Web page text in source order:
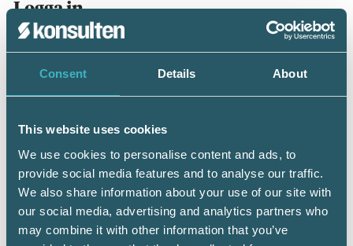
Consent Details About
This website uses cookies
We use cookies to personalise content and ads, to
provide social media features and to analyse our traffic.
We also share information about your use of our site with
our social media, advertising and analytics partners who
may combine it with other information that you’ve
Logga in
En prenumeration ingår för dig som är
medlem/ansluten till Srf konsulterna. Du loggar in
med BankID eller samma lösenord som du har på
Mobilt BankID
Personnummer(ÅÅÅÅMMDDNNNN)